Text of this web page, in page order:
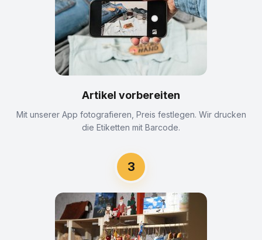
Artikel vorbereiten
Mit unserer App fotografieren, Preis festlegen. Wir drucken
die Etiketten mit Barcode.
3